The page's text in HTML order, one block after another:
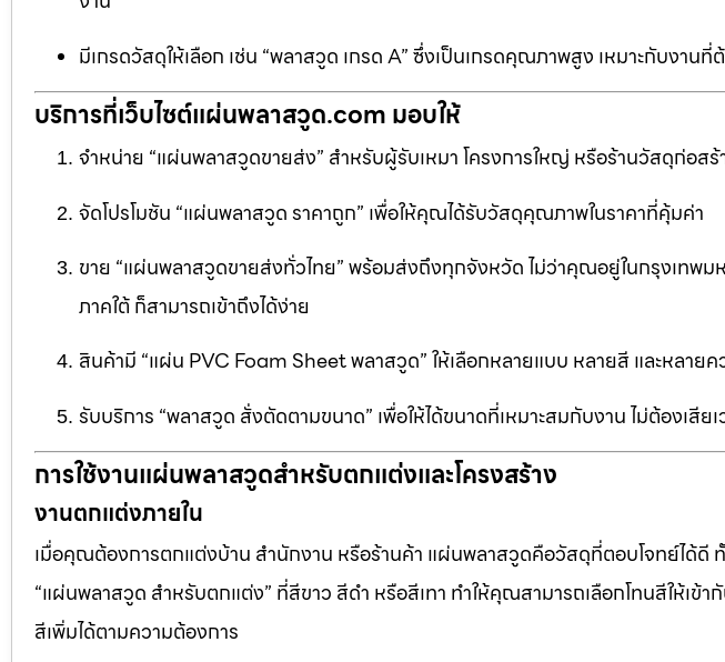
มีเกรดวัสดุให้เลือก เช่น “พลาสวูด เกรด A” ซึ่งเป็นเกรดคุณภาพสูง เหมาะกับงาน
บริการที่เว็บไซต์แผ่นพลาสวูด.com มอบให้
จำหน่าย “แผ่นพลาสวูดขายส่ง” สำหรับผู้รับเหมา โครงการใหญ่ หรือร้านวัสดุก่อสร้
จัดโปรโมชัน “แผ่นพลาสวูด ราคาถูก” เพื่อให้คุณได้รับวัสดุคุณภาพในราคาที่คุ้มค่า
ขาย “แผ่นพลาสวูดขายส่งทั่วไทย” พร้อมส่งถึงทุกจังหวัด ไม่ว่าคุณอยู่ในกรุงเทพ
ภาคใต้ ก็สามารถเข้าถึงได้ง่าย
สินค้ามี “แผ่น PVC Foam Sheet พลาสวูด” ให้เลือกหลายแบบ หลายสี และหลาย
รับบริการ “พลาสวูด สั่งตัดตามขนาด” เพื่อให้ได้ขนาดที่เหมาะสมกับงาน ไม่ต้องเสียเ
การใช้งานแผ่นพลาสวูดสำหรับตกแต่งและโครงสร้าง
งานตกแต่งภายใน
เมื่อคุณต้องการตกแต่งบ้าน สำนักงาน หรือร้านค้า แผ่นพลาสวูดคือวัสดุที่ตอบโจทย์ได้ดี ทั้
“แผ่นพลาสวูด สำหรับตกแต่ง” ที่สีขาว สีดำ หรือสีเทา ทำให้คุณสามารถเลือกโทนสีให้เ
สีเพิ่มได้ตามความต้องการ